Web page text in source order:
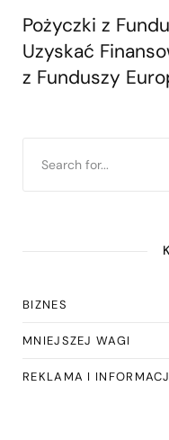
Pożyczki z
Uzyskać
z Funduszy
BIZNES
MNIEJSZEJ WAGI
REKLAMA I